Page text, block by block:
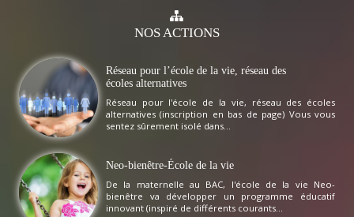
NOSACTIONS
Réseau pour l’école de la vie, réseau des
écoles alternatives
Réseau pour l'école de la vie, réseau des écoles
alternatives (inscription en bas de page) Vous vous
sentez sûrement isolé dans...
Neo-bienêtre-École de la vie
De la maternelle au BAC, l'école de la vie Neo-
bienêtre va développer un programme éducatif
innovant (inspiré de différents courants...